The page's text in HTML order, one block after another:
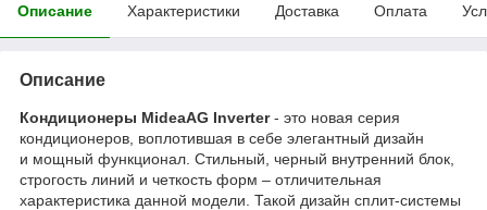
Описание Характеристики Доставка Оплата
Описание
Кондиционеры MideaAG Inverter- это новая серия
кондиционеров, воплотившая в себе элегантный дизайн
и мощный функционал. Стильный, черный внутренний блок,
строгость линий и четкость форм – отличительная
характеристика данной модели. Такой дизайн сплит-системы